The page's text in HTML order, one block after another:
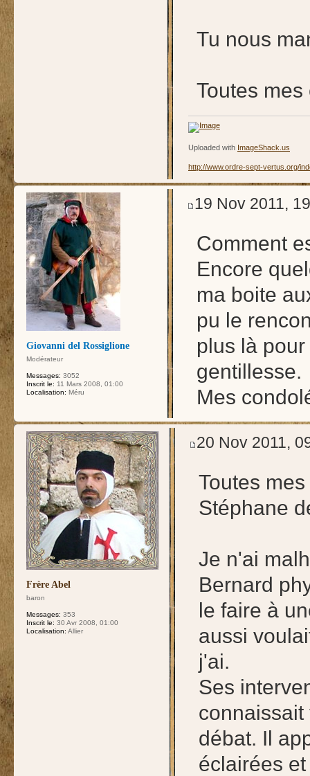
Tu nous
Toutes
Uploaded with ImageShack.us
http://www.ordre-sept-vertus.org/
Giovanni del Rossiglione
Modérateur
Messages: 3052
Inscrit le: 11 Mars 2008, 01:00
Localisation: Méru
19 Nov 2011,
Comment
Encore
ma boite
pu le
plus là
gentillesse.
Mes
Frère Abel
baron
Messages: 353
Inscrit le: 30 Avr 2008, 01:00
Localisation: Allier
20 Nov 2011,
Toutes
Stéphane
Je n'ai
Bernard
le faire à
aussi
j'ai.
Ses
débat. Il
éclairées